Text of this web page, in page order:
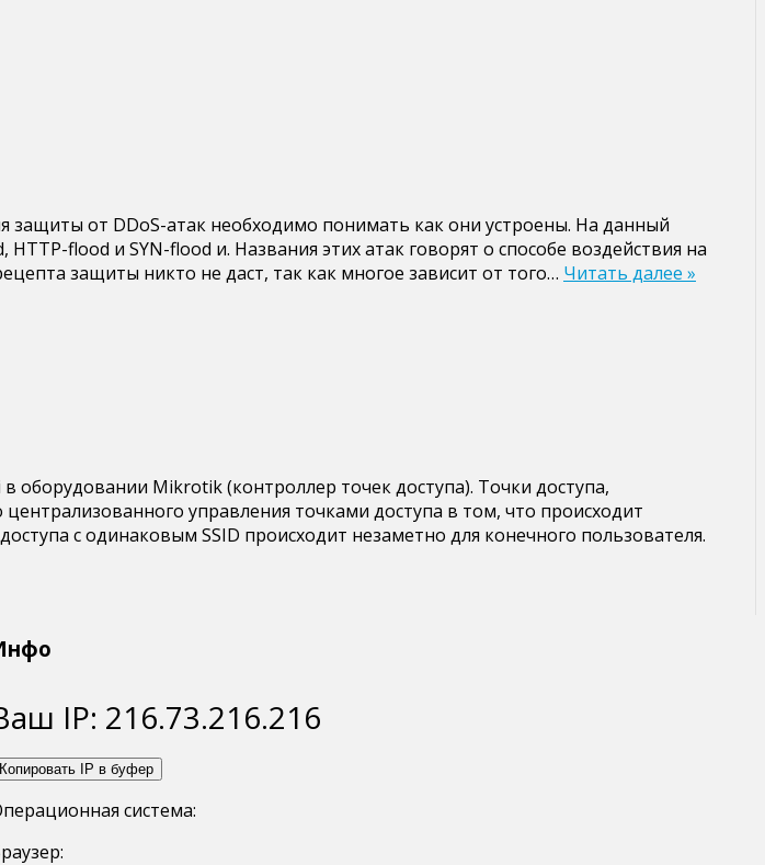
защиты от DDoS-атак необходимо понимать как они устроены. На данный
flood и SYN-flood и. Названия этих атак говорят о способе воздействия на
защиты никто не даст, так как многое зависит от того… Читать далее »
оборудовании Mikrotik (контроллер точек доступа). Точки доступа,
управления точками доступа в том, что происходит
с одинаковым SSID происходит незаметно для конечного пользователя.
IP: 216.73.216.216
Копировать IP в буфер
система: